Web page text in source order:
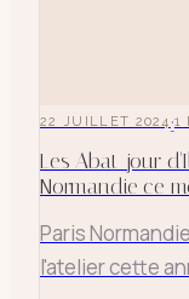
22 JUILLET 2024·1
Les Abat-jour
Normandie ce
Paris
l'atelier cette